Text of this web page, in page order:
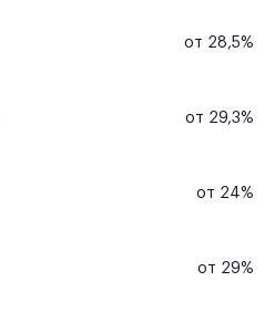
от 28,5%
от 29,3%
от 24%
от 29%